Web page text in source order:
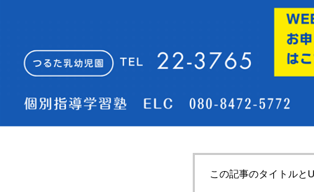
この記事のタイトルと